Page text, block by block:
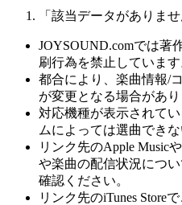
「該当データがありませ
JOYSOUND.comでは著
刷行為を禁止しています
都合により、楽曲情報/
が変更となる場合があり
対応機種が表示されて
ムによっては選曲でき
リンク先のApple Music
や楽曲の配信状況につ
確認ください。
リンク先のiTunes Store